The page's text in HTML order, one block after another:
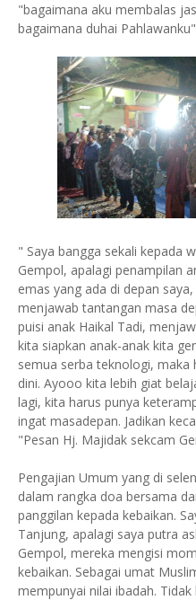
"bagaimana aku membalas
bagaimana duhai Pahlawanku"
" Saya bangga sekali kepada
Gempol, apalagi penampilan
emas yang ada di depan
menjawab tantangan masa
puisi anak Haikal Tadi,
kita siapkan anak-anak kita
semua serba teknologi, maka
dini. Ayooo kita lebih giat
lagi, kita harus punya
ingat masadepan. Jadikan
"Pesan Hj. Majidak sekcam
Pengajian Umum yang di
dalam rangka doa bersama
panggilan kepada kebaikan.
Tanjung, apalagi saya putra
Gempol, mereka mengisi
kebaikan. Sebagai umat
mempunyai nilai ibadah.